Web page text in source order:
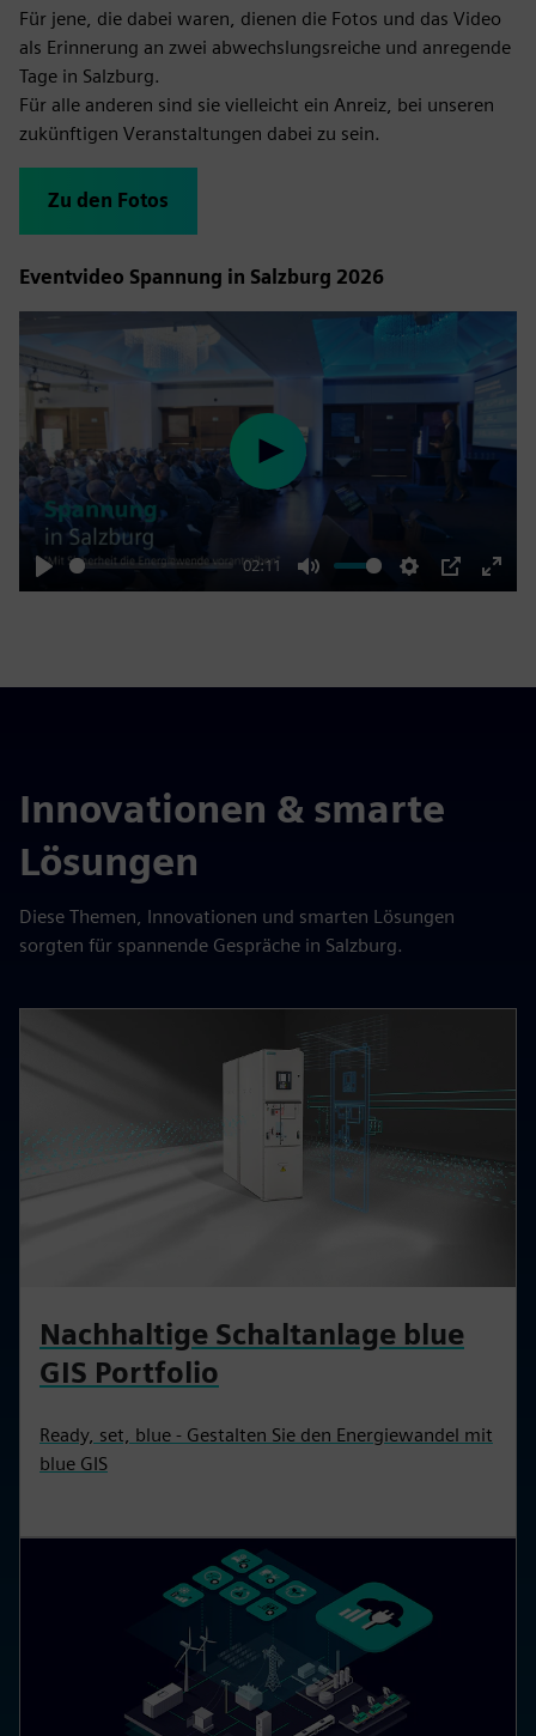
Für jene, die dabei waren, dienen die Fotos und das Video
als Erinnerung an zwei abwechslungsreiche und anregende
Tage in Salzburg.
Für alle anderen sind sie vielleicht ein Anreiz, bei unseren
zukünftigen Veranstaltungen dabei zu sein.
Zu den Fotos
Eventvideo Spannung in Salzburg 2026
Play
02:11
Mute Settings
PIP
Enter
Play
Innovationen & smarte
Lösungen
Diese Themen, Innovationen und smarten Lösungen
sorgten für spannende Gespräche in Salzburg.
Nachhaltige Schaltanlage blue
GIS Portfolio
Ready, set, blue - Gestalten Sie den Energiewandel mit
blue GIS